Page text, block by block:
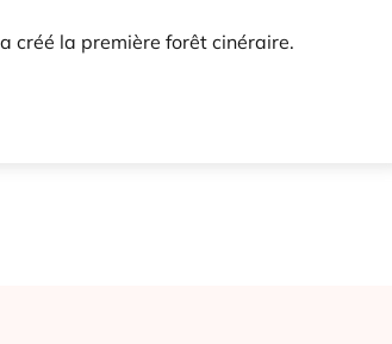
créé la première forêt cinéraire.